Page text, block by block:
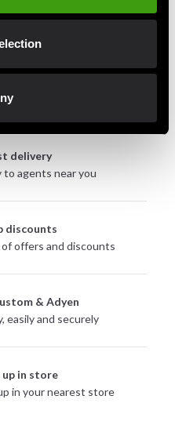
182.9 - 190.5 cm
193 cm
delivery
to agents near you
discounts
of offers and discounts
& Adyen
easily and securely
up in store
in your nearest store